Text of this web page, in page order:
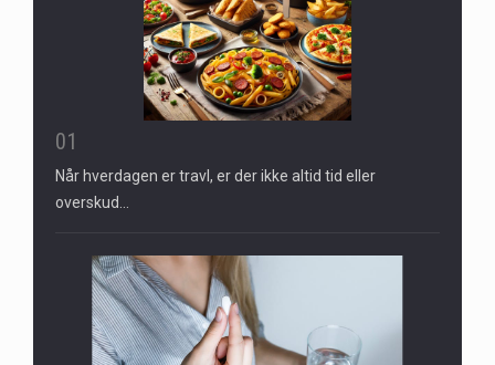
01
Når hverdagen er travl, er der ikke altid tid eller
overskud…